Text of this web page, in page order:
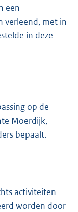
een
verleend, met in
in deze
op de
Moerdijk,
bepaalt.
activiteiten
worden door